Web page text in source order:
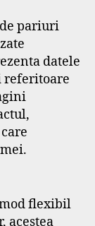
pariuri
datele
referitoare
flexibil
acestea